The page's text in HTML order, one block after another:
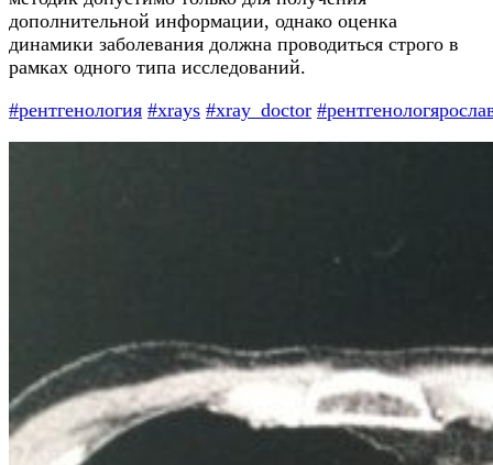
дополнительной информации, однако оценка
динамики заболевания должна проводиться строго в
рамках одного типа исследований.
#рентгенология #xrays #xray_doctor